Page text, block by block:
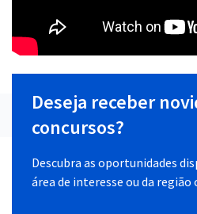
Deseja receber
concursos?
Descubra as oportunidades
área de interesse ou da região